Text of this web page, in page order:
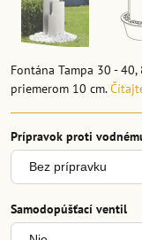
Fontána Tampa 30 -
priemerom 10 cm.
Prípravok proti
Samodopúšťací ventil